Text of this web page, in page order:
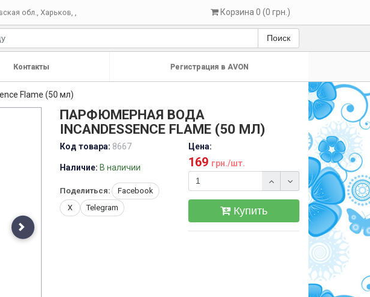
обл. Харьков Корзина 0 (0 грн.)
Поиск
Контакты Регистрация в AVON
Flame (50 мл)
Next
ПАРФЮМЕРНАЯ ВОДА
INCANDESSENCE FLAME (50 МЛ)
Код товара: 8667
Наличие: В наличии
Поделиться:
Facebook
X
Telegram
Цена:
169 грн./шт.
Купить